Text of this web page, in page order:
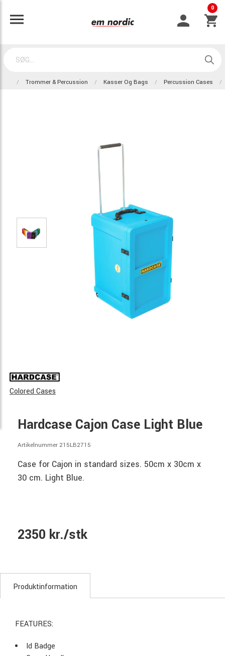
0
Trommer & Percussion Kasser Og Bags Percussion Cases
Colored Cases
Hardcase Cajon Case Light Blue
Artikelnummer 215LB2715
Case for Cajon in standard sizes. 50cm x 30cm x
30 cm. Light Blue.
2350 kr./stk
Produktinformation
FEATURES:
Id Badge